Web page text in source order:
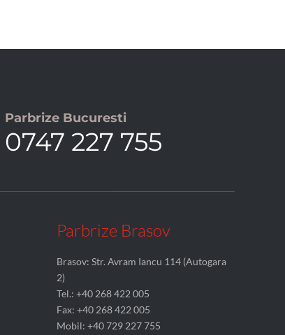
Parbrize Bucuresti
0747 227 755
Parbrize Brasov
Brasov: Str. Avram Iancu 114 (Autogara
2)
Tel.: +40 268 422 005
Fax: +40 268 422 005
Mobil: +40 729 227 755